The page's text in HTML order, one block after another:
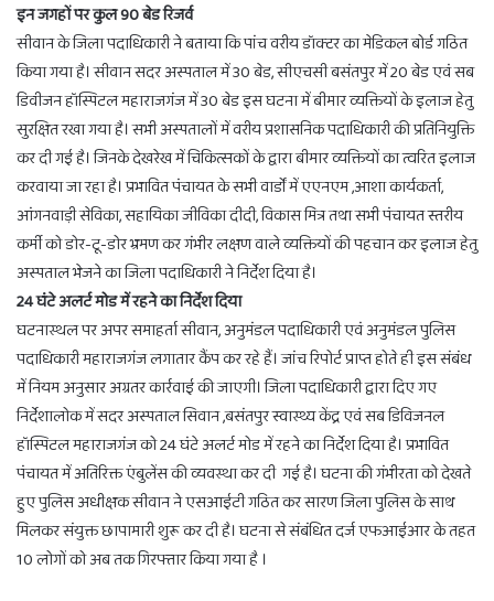
इन जगहों पर कुल 90 बेड रिजर्व
सीवान के जिला पदाधिकारी ने बताया कि पांच वरीय डॉक्टर का मेडिकल बोर्ड गठित
किया गया है। सीवान सदर अस्पताल में 30 बेड, सीएचसी बसंतपुर में 20 बेड एवं सब
डिवीजन हॉस्पिटल महाराजगंज में 30 बेड इस घटना में बीमार व्यक्तियों के इलाज हेतु
सुरक्षित रखा गया है। सभी अस्पतालों में वरीय प्रशासनिक पदाधिकारी की प्रतिनियुक्ति
कर दी गई है। जिनके देखरेख में चिकित्सकों के द्वारा बीमार व्यक्तियों का त्वरित इलाज
करवाया जा रहा है। प्रभावित पंचायत के सभी वार्डों में एएनएम ,आशा कार्यकर्ता,
आंगनवाड़ी सेविका, सहायिका जीविका दीदी, विकास मित्र तथा सभी पंचायत स्तरीय
कर्मी को डोर-टू-डोर भ्रमण कर गंभीर लक्षण वाले व्यक्तियों की पहचान कर इलाज हेतु
अस्पताल भेजने का जिला पदाधिकारी ने निर्देश दिया है।
24 घंटे अलर्ट मोड में रहने का निर्देश दिया
घटनास्थल पर अपर समाहर्ता सीवान, अनुमंडल पदाधिकारी एवं अनुमंडल पुलिस
पदाधिकारी महाराजगंज लगातार कैंप कर रहे हैं। जांच रिपोर्ट प्राप्त होते ही इस संबंध
में नियम अनुसार अग्रतर कार्रवाई की जाएगी। जिला पदाधिकारी द्वारा दिए गए
निर्देशालोक में सदर अस्पताल सिवान ,बसंतपुर स्वास्थ्य केंद्र एवं सब डिविजनल
हॉस्पिटल महाराजगंज को 24 घंटे अलर्ट मोड में रहने का निर्देश दिया है। प्रभावित
पंचायत में अतिरिक्त एंबुलेंस की व्यवस्था कर दी गई है। घटना की गंभीरता को देखते
हुए पुलिस अधीक्षक सीवान ने एसआईटी गठित कर सारण जिला पुलिस के साथ
मिलकर संयुक्त छापामारी शुरू कर दी है। घटना से संबंधित दर्ज एफआईआर के तहत
10 लोगों को अब तक गिरफ्तार किया गया है ।